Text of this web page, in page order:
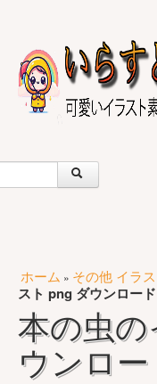
ホーム » その他 イラ
スト png ダウンロード
本の虫の
ウンロ